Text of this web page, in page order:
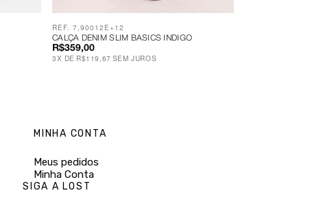
CALÇA DENIM SLIM BASICS INDIGO
R$359,00
3X DE R$119,67 SEM JUROS
REF. 7,90012E+12
MINHA CONTA
Meus pedidos
Minha Conta
SIGA A LOST